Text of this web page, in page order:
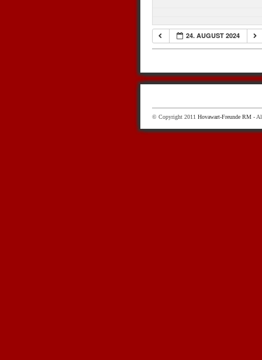
24. AUGUST 2024
© Copyright 2011 Hovawart-Freunde RM -